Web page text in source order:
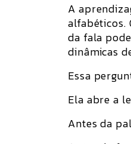
A
alfabéticos.
da fala
dinâmicas
Essa
Ela abre a
Antes da